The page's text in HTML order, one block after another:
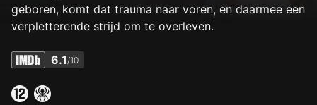
geboren, komt dat trauma naar voren, en daarmee een
verpletterende strijd om te overleven.
6.1 /10